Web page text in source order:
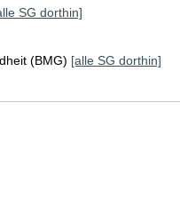
SG dorthin]
(BMG) [alle SG dorthin]